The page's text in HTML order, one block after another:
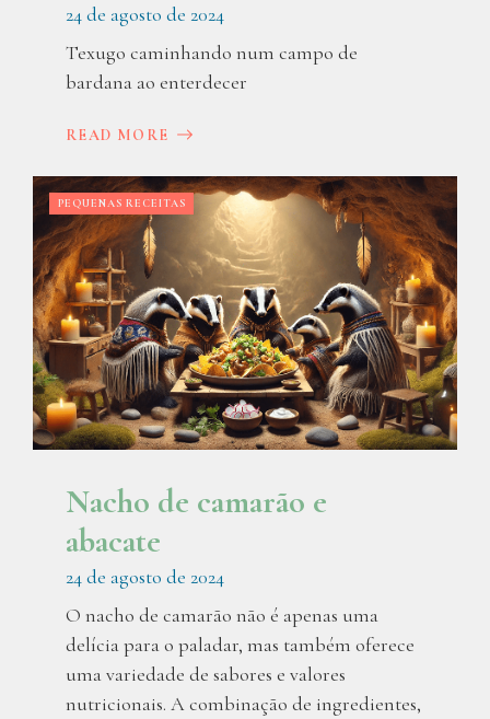
24 de agosto de 2024
Texugo caminhando num campo de
bardana ao enterdecer
READ MORE
PEQUENAS RECEITAS
Nacho de camarão e
abacate
24 de agosto de 2024
O nacho de camarão não é apenas uma
delícia para o paladar, mas também oferece
uma variedade de sabores e valores
nutricionais. A combinação de ingredientes,